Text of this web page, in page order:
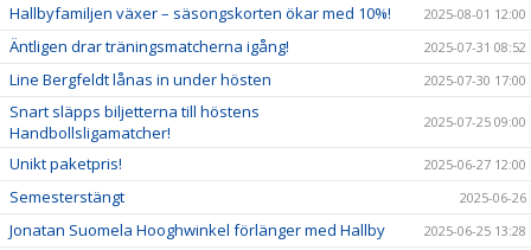
Hallbyfamiljen växer – säsongskorten ökar med 10%! 2025-08-01 12:00
Äntligen drar träningsmatcherna igång! 2025-07-31 08:52
Line Bergfeldt lånas in under hösten 2025-07-30 17:00
Snart släpps biljetterna till höstens
Handbollsligamatcher!
2025-07-25 09:00
Unikt paketpris! 2025-06-27 12:00
Semesterstängt 2025-06-26
Jonatan Suomela Hooghwinkel förlänger med Hallby 2025-06-25 13:28